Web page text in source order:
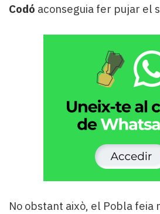
Codó aconseguia fer pujar el
No obstant això, el Pobla